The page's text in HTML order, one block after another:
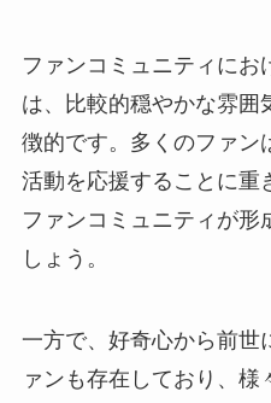
ファンコミュニティにお
は、比較的穏やかな雰囲
徴的です。多くのファン
活動を応援することに重
ファンコミュニティが形
しょう。
一方で、好奇心から前世
ァンも存在しており、